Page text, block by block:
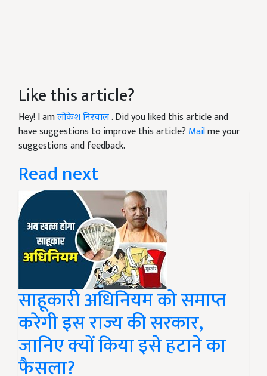
Like this article?
Hey! I amलोकेश निरवाल. Did you liked this article and
have suggestions to improve this article? Mailme your
suggestions and feedback.
Read next
साहूकारी अधिनियम को समाप्त
करेगी इस राज्य की सरकार,
जानिए क्‍यों किया इसे हटाने का
फैसला?